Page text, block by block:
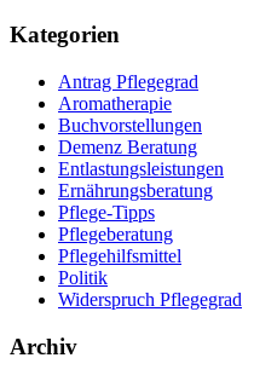
Kategorien
Antrag Pflegegrad
Aromatherapie
Buchvorstellungen
Demenz Beratung
Entlastungsleistungen
Ernährungsberatung
Pflege-Tipps
Pflegeberatung
Pflegehilfsmittel
Politik
Widerspruch Pflegegrad
Archiv